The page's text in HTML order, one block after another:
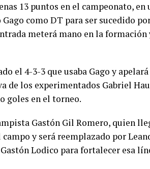
13 puntos en el campeonato,
como DT para ser sucedido
meterá mano en la formación
el 4-3-3 que usaba Gago y
de los experimentados Gabriel
goles en el torneo.
Gastón Gil Romero, quien
campo y será reemplazado por
Lodico para fortalecer esa